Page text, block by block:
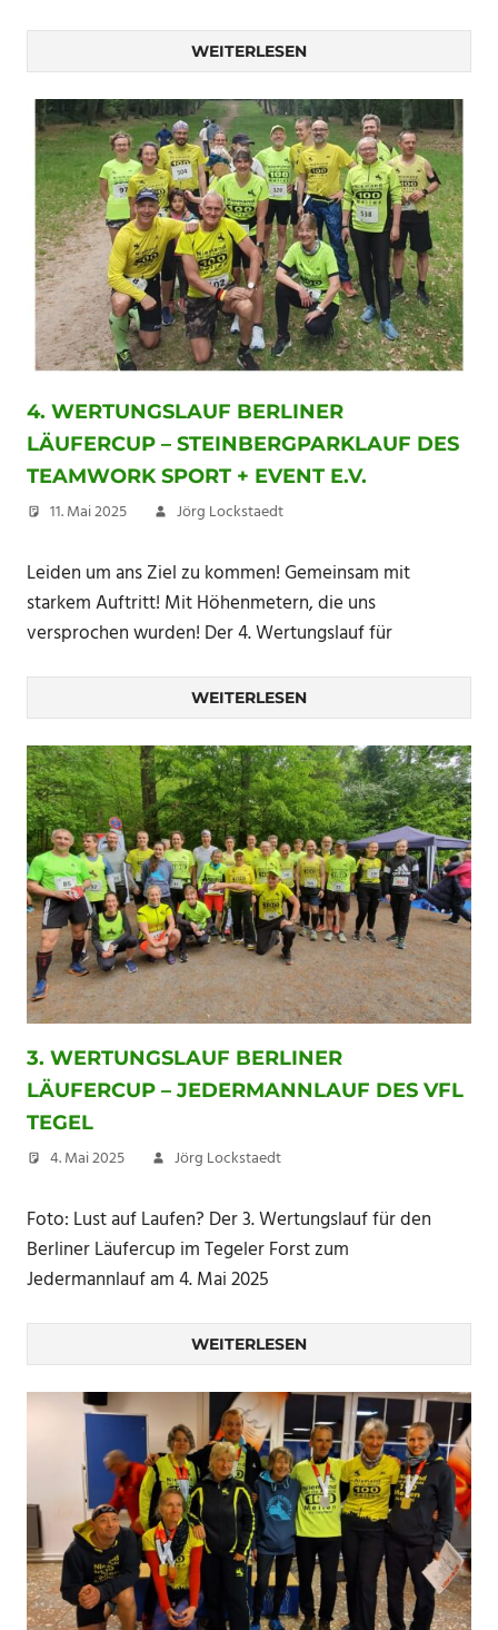
WEITERLESEN
4. WERTUNGSLAUF BERLINER
LÄUFERCUP – STEINBERGPARKLAUF DES
TEAMWORK SPORT + EVENT E.V.
11. Mai 2025 Jörg Lockstaedt
Leiden um ans Ziel zu kommen! Gemeinsam mit
starkem Auftritt! Mit Höhenmetern, die uns
versprochen wurden! Der 4. Wertungslauf für
WEITERLESEN
3. WERTUNGSLAUF BERLINER
LÄUFERCUP – JEDERMANNLAUF DES VFL
TEGEL
4. Mai 2025 Jörg Lockstaedt
Foto: Lust auf Laufen? Der 3. Wertungslauf für den
Berliner Läufercup im Tegeler Forst zum
Jedermannlauf am 4. Mai 2025
WEITERLESEN